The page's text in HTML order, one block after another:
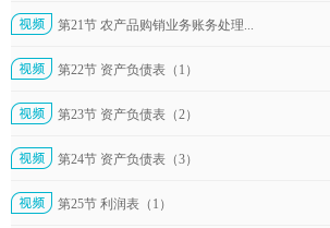
第21节 农产品购销业务账务处理...
第22节 资产负债表（1）
第23节 资产负债表（2）
第24节 资产负债表（3）
第25节 利润表（1）